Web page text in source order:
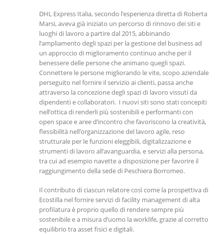
DHL Express Italia, secondo l’esperienza diretta di Roberta
Marsi, aveva già iniziato un percorso di rinnovo dei siti e
luoghi di lavoro a partire dal 2015, abbinando
l’ampliamento degli spazi per la gestione del business ad
un approccio di miglioramento continuo anche per il
benessere delle persone che animano quegli spazi.
Connettere le persone migliorando le vite, scopo aziendale
perseguito nel fornire il servizio ai clienti, passa anche
attraverso la concezione degli spazi di lavoro vissuti da
dipendenti e collaboratori. I nuovi siti sono stati concepiti
nell’ottica di renderli più sostenibili e performanti con
open space e aree d’incontro che favoriscono la creatività,
flessibilità nell’organizzazione del lavoro agile, reso
strutturale per le funzioni eleggibili, digitalizzazione e
strumenti di lavoro all’avanguardia, e servizi alla persona,
tra cui ad esempio navette a disposizione per favorire il
raggiungimento della sede di Peschiera Borromeo.
Il contributo di ciascun relatore così come la prospettiva di
Ecostilla nel fornire servizi di facility management di alta
profilatura è proprio quello di rendere sempre più
sostenibile e a misura d’uomo la worklife, grazie al corretto
equilibrio tra asset fisici e digitali.